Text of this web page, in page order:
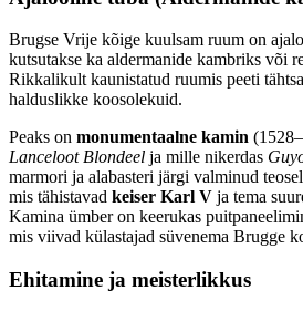
Brugse Vrije kõige kuulsam ruum on
kutsutakse ka aldermanide kambriks või
Rikkalikult kaunistatud ruumis peeti
halduslikke koosolekuid.
Peaks on monumentaalne kamin
Lanceloot Blondeel ja mille nikerdas
marmori ja alabasteri järgi valminud
mis tähistavad keiser Karl V ja tema
Kamina ümber on keerukas
mis viivad külastajad süvenema Brugge
Ehitamine ja meisterlikkus